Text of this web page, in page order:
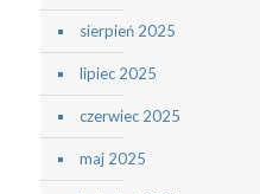
sierpień 2025
lipiec 2025
czerwiec 2025
maj 2025